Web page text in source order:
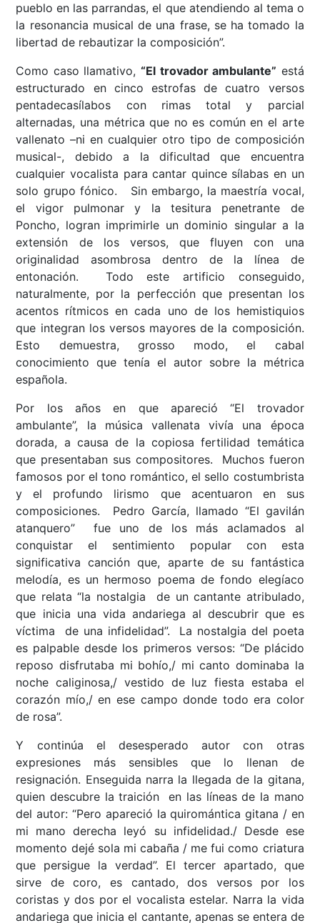
pueblo en las parrandas, el que atendiendo al tema o
la resonancia musical de una frase, se ha tomado la
libertad de rebautizar la composición”.
Como caso llamativo, “El trovador ambulante” está
estructurado en cinco estrofas de cuatro versos
pentadecasílabos con rimas total y parcial
alternadas, una métrica que no es común en el arte
vallenato –ni en cualquier otro tipo de composición
musical-, debido a la dificultad que encuentra
cualquier vocalista para cantar quince sílabas en un
solo grupo fónico. Sin embargo, la maestría vocal,
el vigor pulmonar y la tesitura penetrante de
Poncho, logran imprimirle un dominio singular a la
extensión de los versos, que fluyen con una
originalidad asombrosa dentro de la línea de
entonación. Todo este artificio conseguido,
naturalmente, por la perfección que presentan los
acentos rítmicos en cada uno de los hemistiquios
que integran los versos mayores de la composición.
Esto demuestra, grosso modo, el cabal
conocimiento que tenía el autor sobre la métrica
española.
Por los años en que apareció “El trovador
ambulante”, la música vallenata vivía una época
dorada, a causa de la copiosa fertilidad temática
que presentaban sus compositores. Muchos fueron
famosos por el tono romántico, el sello costumbrista
y el profundo lirismo que acentuaron en sus
composiciones. Pedro García, llamado “El gavilán
atanquero” fue uno de los más aclamados al
conquistar el sentimiento popular con esta
significativa canción que, aparte de su fantástica
melodía, es un hermoso poema de fondo elegíaco
que relata “la nostalgia de un cantante atribulado,
que inicia una vida andariega al descubrir que es
víctima de una infidelidad”. La nostalgia del poeta
es palpable desde los primeros versos: “De plácido
reposo disfrutaba mi bohío,/ mi canto dominaba la
noche caliginosa,/ vestido de luz fiesta estaba el
corazón mío,/ en ese campo donde todo era color
de rosa”.
Y continúa el desesperado autor con otras
expresiones más sensibles que lo llenan de
resignación. Enseguida narra la llegada de la gitana,
quien descubre la traición en las líneas de la mano
del autor: “Pero apareció la quiromántica gitana / en
mi mano derecha leyó su infidelidad./ Desde ese
momento dejé sola mi cabaña / me fui como criatura
que persigue la verdad”. El tercer apartado, que
sirve de coro, es cantado, dos versos por los
coristas y dos por el vocalista estelar. Narra la vida
andariega que inicia el cantante, apenas se entera de